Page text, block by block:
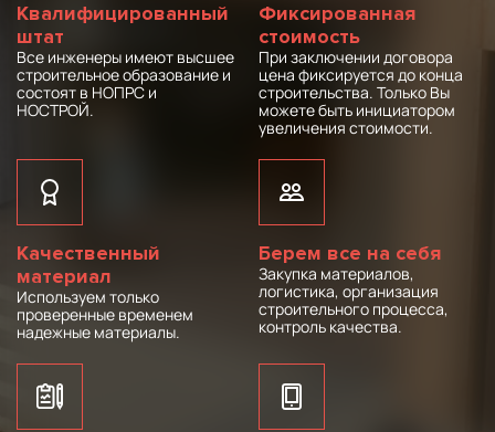
Квалифицированный
штат
Все инженеры имеют высшее
строительное образование и
состоят в НОПРС и
НОСТРОЙ.
Фиксированная
стоимость
При заключении договора
цена фиксируется до конца
строительства. Только Вы
можете быть инициатором
увеличения стоимости.
Качественный
материал
Используем только
проверенные временем
надежные материалы.
Берем все на себя
Закупка материалов,
логистика, организация
строительного процесса,
контроль качества.